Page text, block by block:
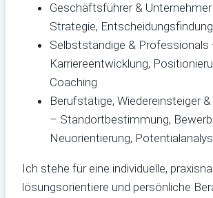
Geschäftsführer & Unternehmer
Strategie, Entscheidungsfindung
Selbstständige & Professionals
Karriereentwicklung,
Coaching
Berufstätige, Wiedereinsteiger
– Standortbestimmung,
Neuorientierung,
Ich stehe für eine individuelle,
lösungsorientiere und persönliche